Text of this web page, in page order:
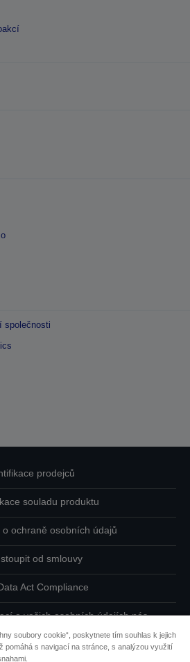
společnosti
prodejců
souladu produktu
o ochraně osobních údajů
od smlouvy
Act Compliance
o vašich osobních údajích nás
o souborech cookie
soubory cookie“, poskytnete tím souhlas k jejich
pomáhá s navigací na stránce, s analýzou využití